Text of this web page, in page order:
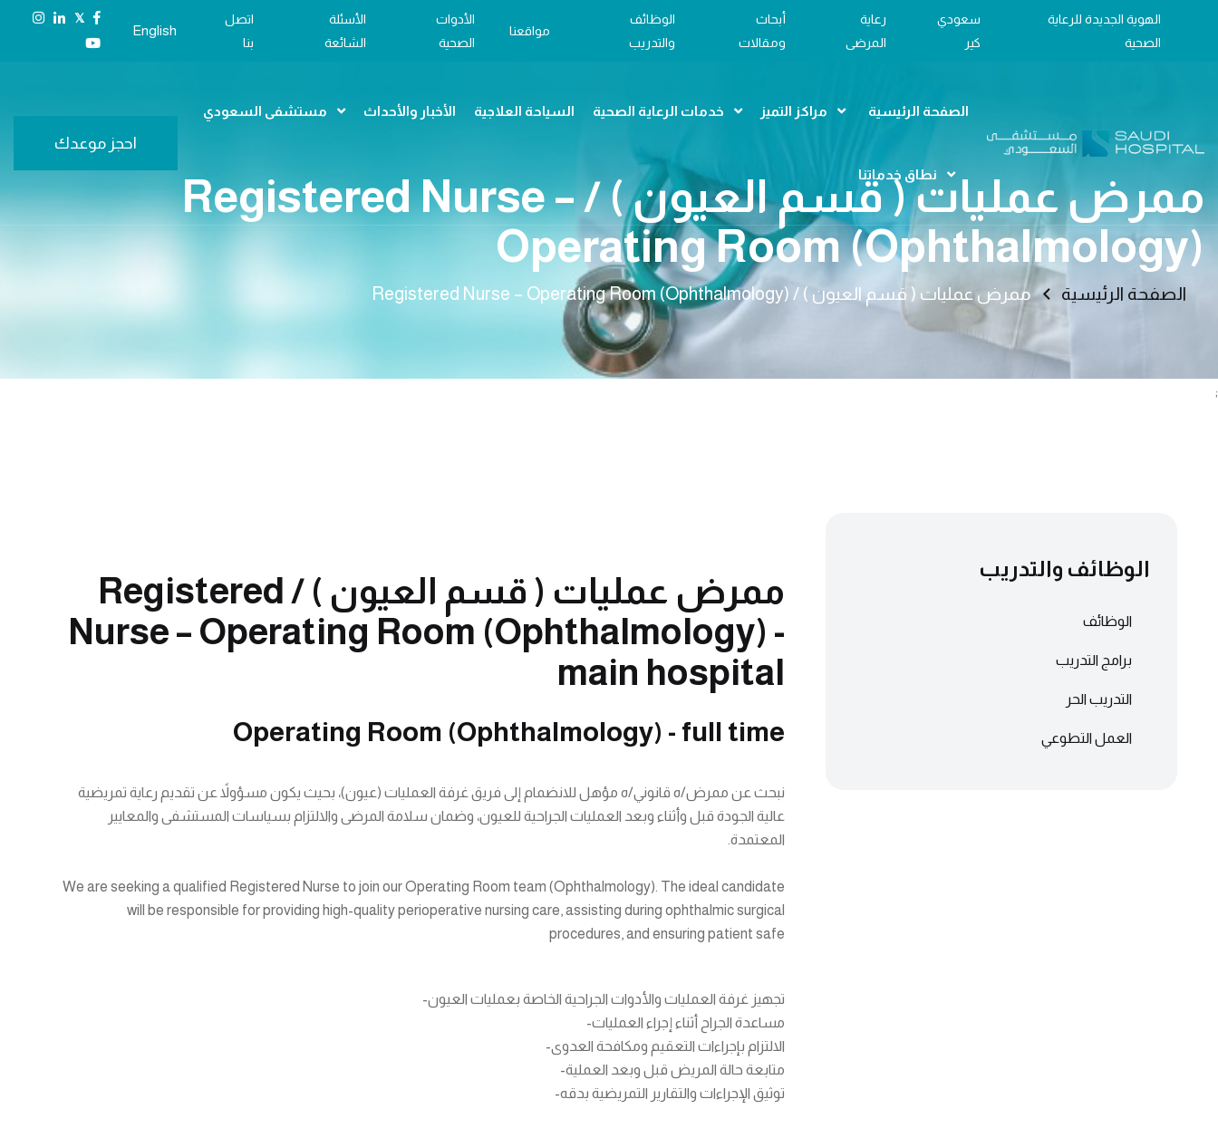
الهوية الجديدة للرعاية
الصحية
سعودي
كير
رعاية
المرضى
أبحاث
ومقالات
الوظائف
والتدريب
مواقعنا
الأدوات
الصحية
الأسئلة
الشائعة
اتصل
بنا
English
𝕏
الصفحة الرئيسية مراكز التميز خدمات الرعاية الصحية السياحة العلاجية الأخبار والأحداث مستشفى السعودي
نطاق خدماتنا
احجز موعدك
ممرض عمليات ( قسم العيون ) / Registered Nurse –
Operating Room (Ophthalmology)
الصفحة الرئيسية ممرض عمليات ( قسم العيون ) / Registered Nurse – Operating Room (Ophthalmology)
;
الوظائف والتدريب
الوظائف
برامج التدريب
التدريب الحر
العمل التطوعي
ممرض عمليات ( قسم العيون ) / Registered
Nurse – Operating Room (Ophthalmology) -
main hospital
Operating Room (Ophthalmology) - full time
نبحث عن ممرض/ه قانوني/ه مؤهل للانضمام إلى فريق غرفة العمليات (عيون)، بحيث يكون مسؤولاً عن تقديم رعاية تمريضية
عالية الجودة قبل وأثناء وبعد العمليات الجراحية للعيون، وضمان سلامة المرضى والالتزام بسياسات المستشفى والمعايير
المعتمدة.
We are seeking a qualified Registered Nurse to join our Operating Room team (Ophthalmology). The ideal candidate
will be responsible for providing high-quality perioperative nursing care, assisting during ophthalmic surgical
procedures, and ensuring patient safe
تجهيز غرفة العمليات والأدوات الجراحية الخاصة بعمليات العيون-
مساعدة الجراح أثناء إجراء العمليات-
الالتزام بإجراءات التعقيم ومكافحة العدوى-
متابعة حالة المريض قبل وبعد العملية-
توثيق الإجراءات والتقارير التمريضية بدقه-